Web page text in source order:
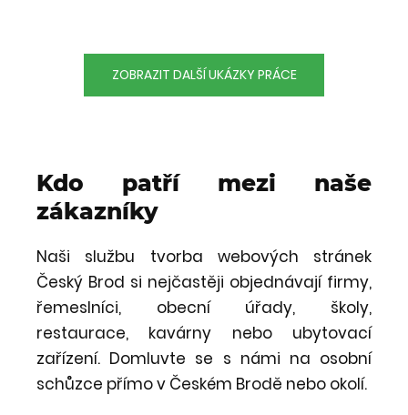
ZOBRAZIT DALŠÍ UKÁZKY PRÁCE
Kdo patří mezi naše
zákazníky
Naši službu tvorba webových stránek
Český Brod si nejčastěji objednávají firmy,
řemeslníci, obecní úřady, školy,
restaurace, kavárny nebo ubytovací
zařízení. Domluvte se s námi na osobní
schůzce přímo v Českém Brodě nebo okolí.